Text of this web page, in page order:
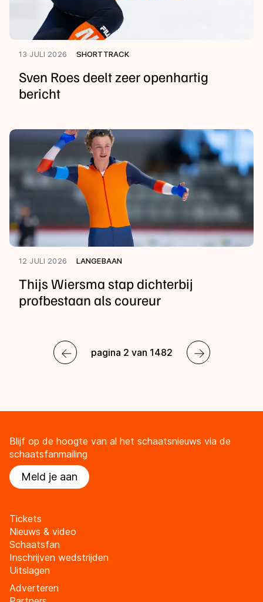
13 JULI 2026 SHORTTRACK
Sven Roes deelt zeer openhartig
bericht
12 JULI 2026 LANGEBAAN
Thijs Wiersma stap dichterbij
profbestaan als coureur
pagina 2 van 1482
Blijf op de hoogte van al het schaatsnieuws via de
schaatsfanmailing
Meld je aan
Tickets
Nieuws & video
Schaatsfan
Inschrijven wedstrijden
Uitslagen
Adverteren